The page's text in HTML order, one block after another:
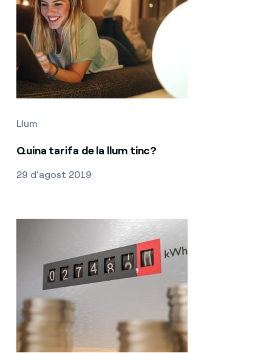
Llum
Quina tarifa de la llum tinc?
29 d’agost 2019